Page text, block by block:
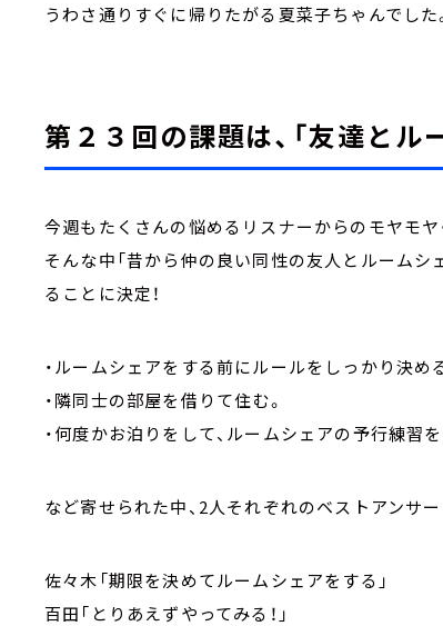
うわさ通りすぐに帰りたがる夏菜子ちゃんでした
第２３回の課題は、「友達とル
今週もたくさんの悩めるリスナーからのモヤモヤ
そんな中「昔から仲の良い同性の友人とルームシ
ることに決定！
・ルームシェアをする前にルールをしっかり決め
・隣同士の部屋を借りて住む。
・何度かお泊りをして、ルームシェアの予行練習を
など寄せられた中、2人それぞれのベストアンサー
佐々木「期限を決めてルームシェアをする」
百田「とりあえずやってみる！」